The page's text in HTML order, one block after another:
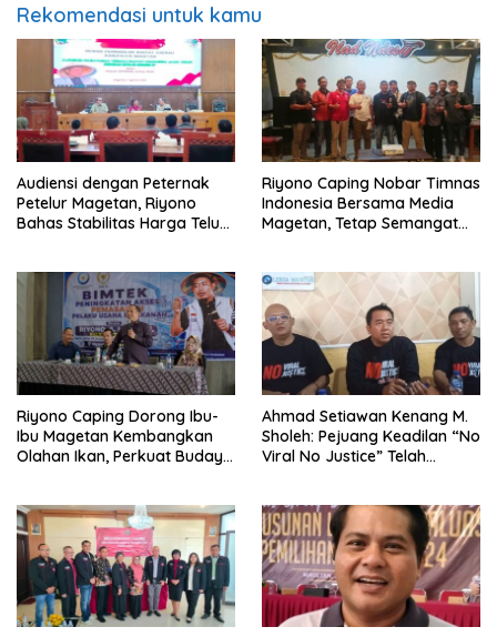
Rekomendasi untuk kamu
Audiensi dengan Peternak
Petelur Magetan, Riyono
Bahas Stabilitas Harga Telur
Riyono Caping Nobar Timnas
Indonesia Bersama Media
Magetan, Tetap Semangat
Riyono Caping Dorong Ibu-
Ibu Magetan Kembangkan
Olahan Ikan, Perkuat Budaya
Ahmad Setiawan Kenang M.
Sholeh: Pejuang Keadilan “No
Viral No Justice” Telah